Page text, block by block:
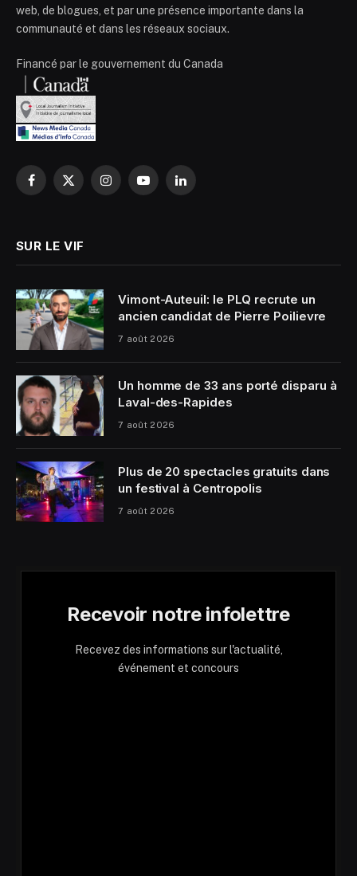
web, de blogues, et par une présence importante dans la
communauté et dans les réseaux sociaux.
Financé par le gouvernement du Canada
Facebook
X
InstagramYouTubeLinkedIn
SUR LE VIF
Vimont-Auteuil: le PLQ recrute un
ancien candidat de Pierre Poilievre
7 août 2026
Un homme de 33 ans porté disparu à
Laval-des-Rapides
7 août 2026
Plus de 20 spectacles gratuits dans
un festival à Centropolis
7 août 2026
Recevoir notre infolettre
Recevez des informations sur l'actualité,
événement et concours